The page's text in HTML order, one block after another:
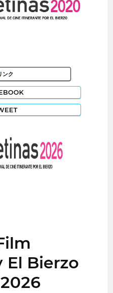
ンク
El Bierzo